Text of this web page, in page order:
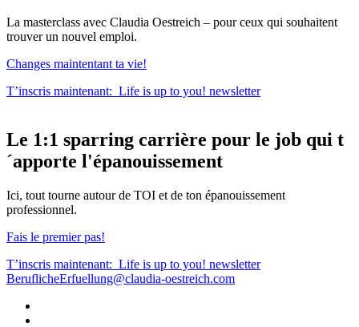
La masterclass avec Claudia Oestreich – pour ceux qui souhaitent
trouver un nouvel emploi.
Changes maintentant ta vie!
T’inscris maintenant: Life is up to you! newsletter
Le 1:1 sparring carrière pour le job qui t
´apporte l'épanouissement
Ici, tout tourne autour de TOI et de ton épanouissement
professionnel.
Fais le premier pas!
T’inscris maintenant: Life is up to you! newsletter
BeruflicheErfuellung@claudia-oestreich.com